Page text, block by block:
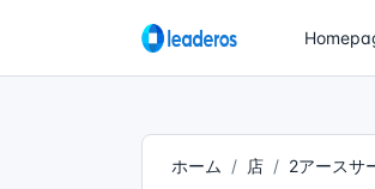
ホーム 店 2アースサ